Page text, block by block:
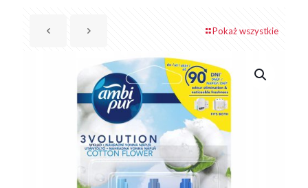
Pokaż wszystkie